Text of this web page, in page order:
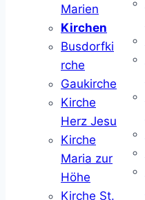
Marien
Kirchen
Busdorfki
rche
Gaukirche
Kirche
Herz Jesu
Kirche
Maria zur
Höhe
Kirche St.